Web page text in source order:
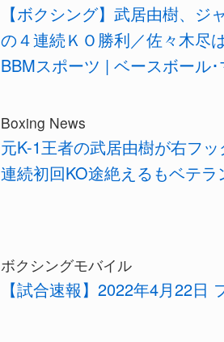
【ボクシング】武居由樹、ジ
の４連続ＫＯ勝利／佐々木尽
BBMスポーツ | ベースボール
Boxing News
元K-1王者の武居由樹が右フ
連続初回KO途絶えるもベテラ
ボクシングモバイル
【試合速報】2022年4月22日